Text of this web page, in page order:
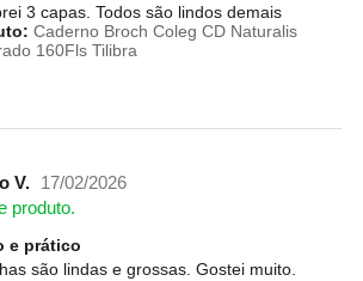
3 capas. Todos são lindos demais
Caderno Broch Coleg CD Naturalis
160Fls Tilibra
V.
17/02/2026
produto.
e prático
são lindas e grossas. Gostei muito.